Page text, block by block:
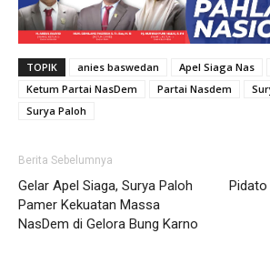
TOPIK anies baswedan Apel Siaga Nas
Ketum Partai NasDem
Partai Nasdem
Surya Paloh
Berita Sebelumnya
Gelar Apel Siaga, Surya Paloh
Pamer Kekuatan Massa
NasDem di Gelora Bung Karno